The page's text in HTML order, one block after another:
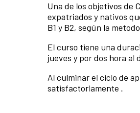
Una de los objetivos de
expatriados y nativos
B1 y B2, según la
El curso tiene una
jueves y por dos hora al
Al culminar el ciclo de
satisfactoriamente .